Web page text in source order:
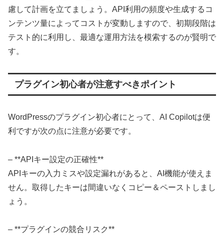
慮して計画を立てましょう。API利用の頻度や生成するコ
ンテンツ量によってコストが変動しますので、初期段階は
テスト的に利用し、最適な運用方法を模索するのが賢明で
す。
プラグイン初心者が注意すべきポイント
WordPressのプラグイン初心者にとって、AI Copilotは便
利ですが次の点に注意が必要です。
– **APIキー設定の正確性**
APIキーの入力ミスや設定漏れがあると、AI機能が使えま
せん。取得したキーは間違いなくコピー＆ペーストしまし
ょう。
– **プラグインの競合リスク**